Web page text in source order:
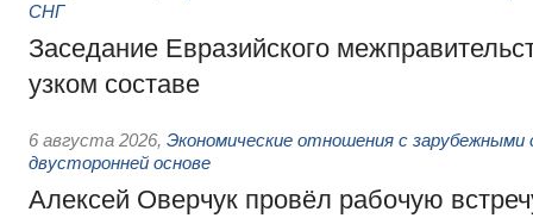
СНГ
Заседание Евразийского
узком составе
6 августа 2026, Экономические отношения с
двусторонней основе
Алексей Оверчук провёл рабочую